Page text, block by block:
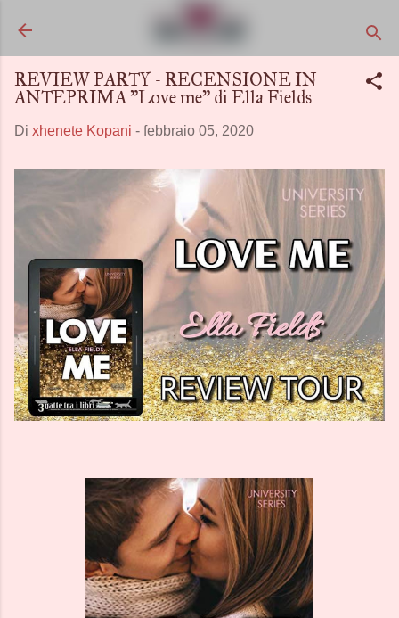
REVIEW PARTY - RECENSIONE IN
ANTEPRIMA "Love me" di Ella Fields
Di xhenete Kopani - febbraio 05, 2020